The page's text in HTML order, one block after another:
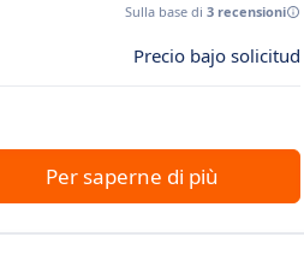
Sulla base di 3 recensioni
Precio bajo solicitud
Per saperne di più